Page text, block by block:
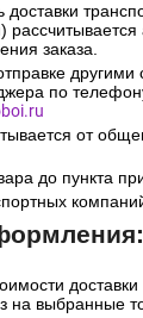
доставки
заказа.
другими
по
от
до пункта
на выбранные